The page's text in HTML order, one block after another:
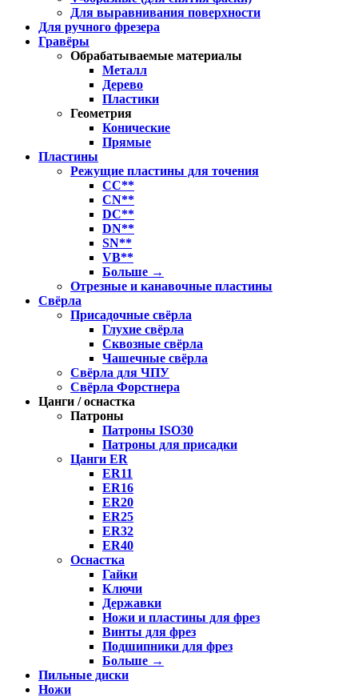
Для выравнивания поверхности
Для ручного фрезера
Гравёры
Обрабатываемые материалы
Металл
Дерево
Пластики
Геометрия
Конические
Прямые
Пластины
Режущие пластины для точения
CC**
CN**
DC**
DN**
SN**
VB**
Больше →
Отрезные и канавочные пластины
Свёрла
Присадочные свёрла
Глухие свёрла
Сквозные свёрла
Чашечные свёрла
Свёрла для ЧПУ
Свёрла Форстнера
Цанги / оснастка
Патроны
Патроны ISO30
Патроны для присадки
Цанги ER
ER11
ER16
ER20
ER25
ER32
ER40
Оснастка
Гайки
Ключи
Державки
Ножи и пластины для фрез
Винты для фрез
Подшипники для фрез
Больше →
Пильные диски
Ножи